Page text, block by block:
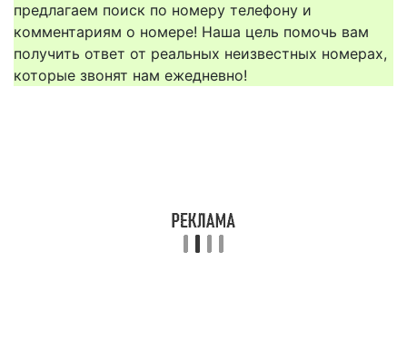
предлагаем поиск по номеру телефону и
комментариям о номере! Наша цель помочь вам
получить ответ от реальных неизвестных номерах,
которые звонят нам ежедневно!